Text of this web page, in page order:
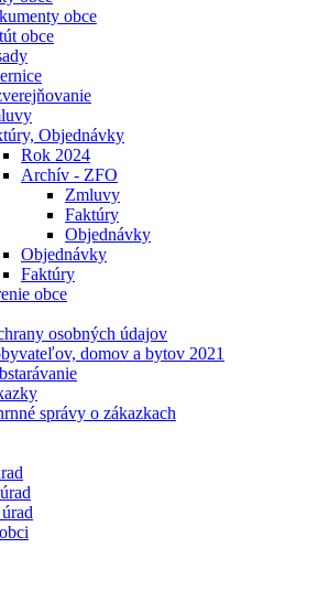
obce
obce
Objednávky
Rok 2024
Archív - ZFO
Zmluvy
Faktúry
Objednávky
Objednávky
Faktúry
obce
osobných údajov
domov a bytov 2021
správy o zákazkach